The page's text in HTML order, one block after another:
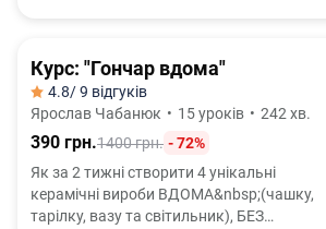
Курс: "Гончар вдома"
4.8/ 9 відгуків
Ярослав Чабанюк • 15 уроків • 242 хв.
390 грн.1400 грн. - 72%
Як за 2 тижні створити 4 унікальні
керамічні вироби ВДОМА&nbsp;(чашку,
тарілку, вазу та світильник), БЕЗ